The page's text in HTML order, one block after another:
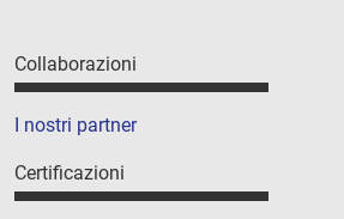
Collaborazioni
I nostri partner
Certificazioni